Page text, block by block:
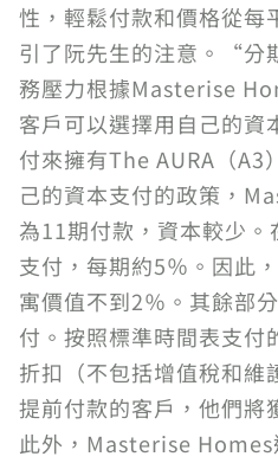
性，輕鬆付款和價格從每
引了阮先生的注意。“分
務壓力根據Masterise
客戶可以選擇用自己的資
付來擁有The AURA（A3
己的資本支付的政策，
為11期付款，資本較少
支付，每期約5％。因此
寓價值不到2％。其餘部
付。按照標準時間表支付
折扣（不包括增值稅和維
提前付款的客戶，他們將
此外，Masterise